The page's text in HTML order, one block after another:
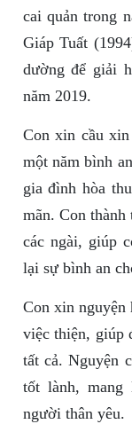
cai quản trong
Giáp Tuất
dường để giải
năm 2019.
Con xin cầu
một năm bình
gia đình hòa
mãn. Con
các ngài, giúp
lại sự bình an
Con xin nguyện
việc thiện, giúp
tất cả. Nguyện
tốt lành,
người thân yêu.